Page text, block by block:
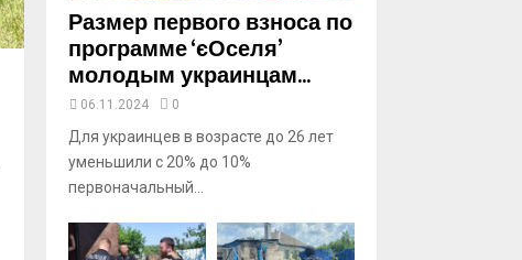
b
eРазмер первого взноса по
программе ‘єОселя’
молодым украинцам...
06.11.2024 0
Для украинцев в возрасте до 26 лет
уменьшили с 20% до 10%
первоначальный...